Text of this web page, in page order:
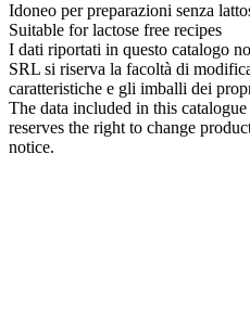
Idoneo per preparazioni senza
Suitable for lactose free recipes
I dati riportati in questo catalogo
SRL si riserva la facoltà di
caratteristiche e gli imballi dei
The data included in this
reserves the right to change
notice.